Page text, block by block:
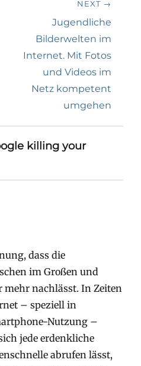
NEXT →
post:
Jugendliche
Bilderwelten im
Internet. Mit Fotos
und Videos im
Netz kompetent
umgehen
killing your
dass die
im Großen und
mehr nachlässt. In Zeiten
– speziell in
Nutzung –
jede erdenkliche
abrufen lässt,